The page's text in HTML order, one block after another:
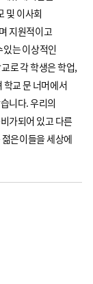
및 이사회
지원적이고
있는 이상적인
로 각 학생은 학업,
교 문 너머에서
니다. 우리의
가되어 있고 다른
은이들을 세상에